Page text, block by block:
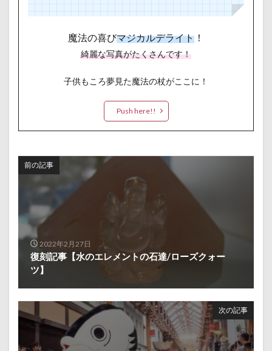
魔法の喜びマジカルデライト ！
綺麗な写真がたくさんです！
子供もころ夢見た魔法の杖がここに！
Push here!!
前の記事
2022年2月27日
復刻記事【水のエレメントの石達/ローズクォー
ツ】
次の記事